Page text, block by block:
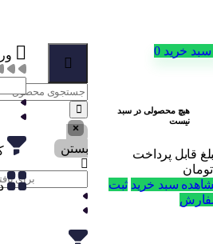
سبد خرید 0
هیچ محصولی در سبد
نیست
قابل پرداخت
تومان
سبد خرید ثبت
بستن